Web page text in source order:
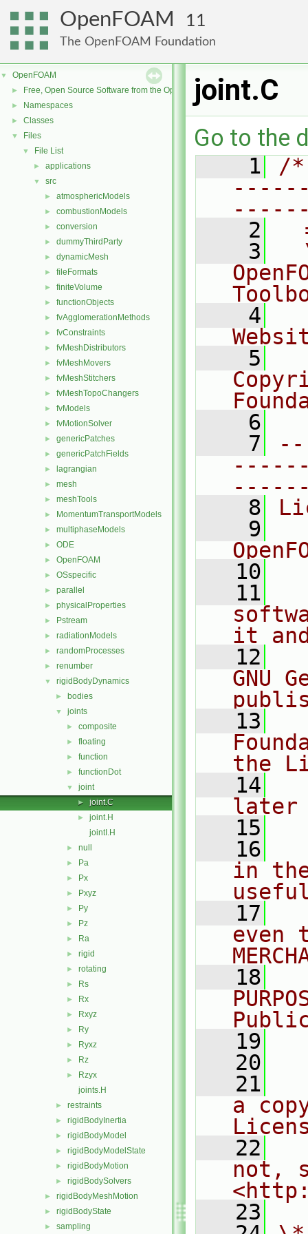
OpenFOAM 11
The OpenFOAM Foundation
▼ OpenFOAM
► Free, Open Source Software from the OpenFOAM Foundation
► Namespaces
► Classes
▼ Files
▼ File List
► applications
▼ src
► atmosphericModels
► combustionModels
► conversion
► dummyThirdParty
► dynamicMesh
► fileFormats
► finiteVolume
► functionObjects
► fvAgglomerationMethods
► fvConstraints
► fvMeshDistributors
► fvMeshMovers
► fvMeshStitchers
► fvMeshTopoChangers
► fvModels
► fvMotionSolver
► genericPatches
► genericPatchFields
► lagrangian
► mesh
► meshTools
► MomentumTransportModels
► multiphaseModels
► ODE
► OpenFOAM
► OSspecific
► parallel
► physicalProperties
► Pstream
► radiationModels
► randomProcesses
► renumber
▼ rigidBodyDynamics
► bodies
▼ joints
► composite
► floating
► function
► functionDot
▼ joint
► joint.C
►
joint.H
jointI.H
► null
► Pa
► Px
► Pxyz
► Py
► Pz
► Ra
► rigid
► rotating
► Rs
► Rx
► Rxyz
► Ry
► Ryxz
► Rz
►
Rzyx
joints.H
► restraints
► rigidBodyInertia
► rigidBodyModel
► rigidBodyModelState
► rigidBodyMotion
► rigidBodySolvers
► rigidBodyMeshMotion
► rigidBodyState
► sampling
joint.C
Go to the
    1
/
    2
    3
    4
    5
    6
    7
    8
    9
   10
   11
it
   12
GNU
   13
the
   14
later
   15
   16
in
   17
even
   18
   19
   20
   21
a
   22
not,
   23